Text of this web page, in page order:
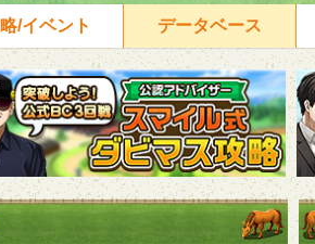
/イベント データベース